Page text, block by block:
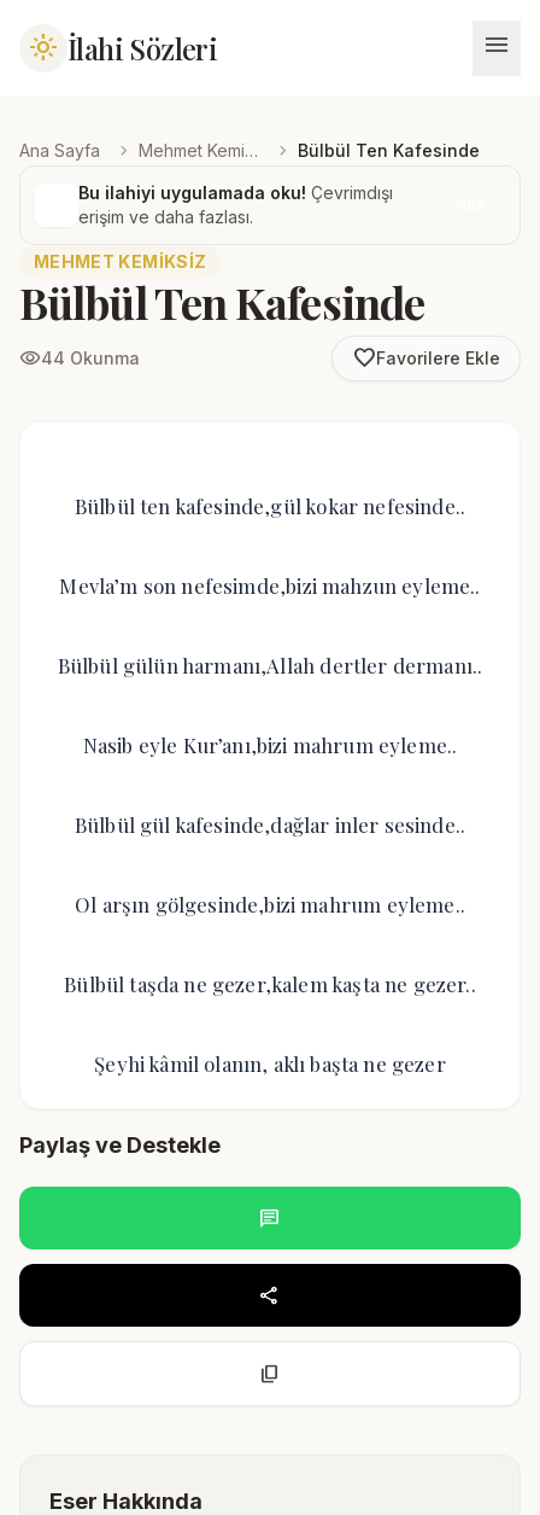
light_mode İlahi Sözleri menu
Ana Sayfa chevron_right Mehmet Kemiksiz chevron_right Bülbül Ten Kafesinde
Bu ilahiyi uygulamada oku! Çevrimdışı
erişim ve daha fazlası.
MEHMET KEMIKSIZ
Bülbül Ten Kafesinde
visibility44 Okunma favorite_borderFavorilere Ekle
Bülbül ten kafesinde,gül kokar nefesinde..
Mevla’m son nefesimde,bizi mahzun eyleme..
Bülbül gülün harmanı,Allah dertler dermanı..
Nasib eyle Kur’anı,bizi mahrum eyleme..
Bülbül gül kafesinde,dağlar inler sesinde..
Ol arşın gölgesinde,bizi mahrum eyleme..
Bülbül taşda ne gezer,kalem kaşta ne gezer..
Şeyhi kâmil olanın, aklı başta ne gezer
Paylaş ve Destekle
chat
share
content_copy
Eser Hakkında